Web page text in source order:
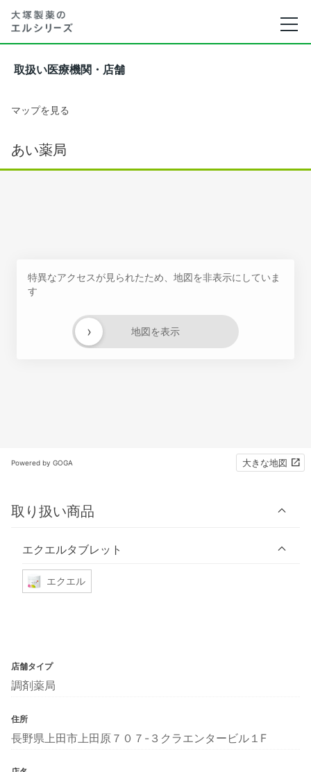
取扱い医療機関・店舗
マップを見る
あい薬局
特異なアクセスが見られたため、地図を非表示にしていま
す
地図を表示
›
Powered by GOGA 大きな地図
取り扱い商品
エクエルタブレット
エクエル
店舗タイプ
調剤薬局
住所
長野県上田市上田原７０７-３クラエンタービル１F